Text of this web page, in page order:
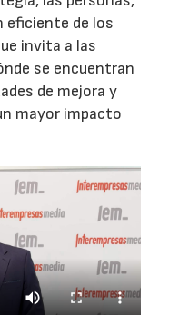
eficiente de los
invita a las
se encuentran
de mejora y
mayor impacto